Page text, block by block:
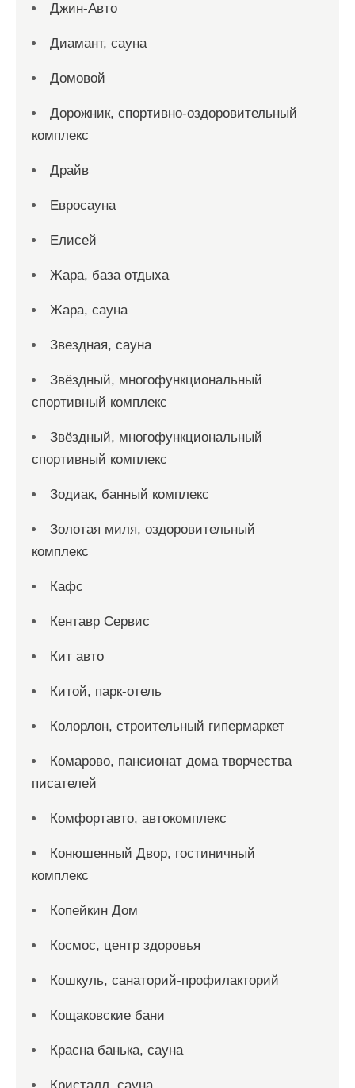
Джин-Авто
Диамант, сауна
Домовой
Дорожник, спортивно-оздоровительный
комплекс
Драйв
Евросауна
Елисей
Жара, база отдыха
Жара, сауна
Звездная, сауна
Звёздный, многофункциональный
спортивный комплекс
Звёздный, многофункциональный
спортивный комплекс
Зодиак, банный комплекс
Золотая миля, оздоровительный
комплекс
Кафс
Кентавр Сервис
Кит авто
Китой, парк-отель
Колорлон, строительный гипермаркет
Комарово, пансионат дома творчества
писателей
Комфортавто, автокомплекс
Конюшенный Двор, гостиничный
комплекс
Копейкин Дом
Космос, центр здоровья
Кошкуль, санаторий-профилакторий
Кощаковские бани
Красна банька, сауна